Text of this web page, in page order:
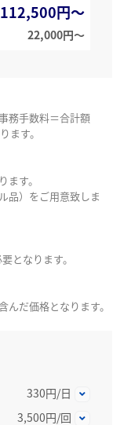
112,500円～
22,000円〜
務手数料＝合計額
ます。
す。
品）をご用意致しま
となります。
だ価格となります。
330円/日
3,500円/回